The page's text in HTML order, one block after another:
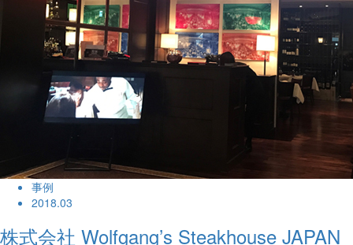
事例
2018.03
株式会社 Wolfgang’s Steakhouse JAPAN